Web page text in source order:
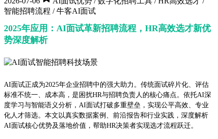
智能招聘流程 / 牛客AI面试
2025年应用：AI面试革新招聘流程，HR高效选才新优
势深度解析
AI面试正成为2025年企业招聘中的强大助力。传统面试碎片化、评估
标准不统一、成本高，是困扰HR与招聘负责人的核心痛点。依托AI深
度学习与智能语义分析，AI面试打破多重壁垒，实现公平高效、专业
化人才筛选。本文以真实数据案例、前沿报告和行业实践，深度解析
AI面试核心优势及落地价值，帮助HR决策者实现选才流程跃迁。